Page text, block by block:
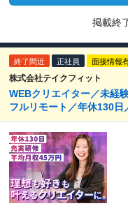
掲載終
終了間近 正社員 面接情報
株式会社テイクフィット
WEBクリエイター／未経
フルリモート／年休130日